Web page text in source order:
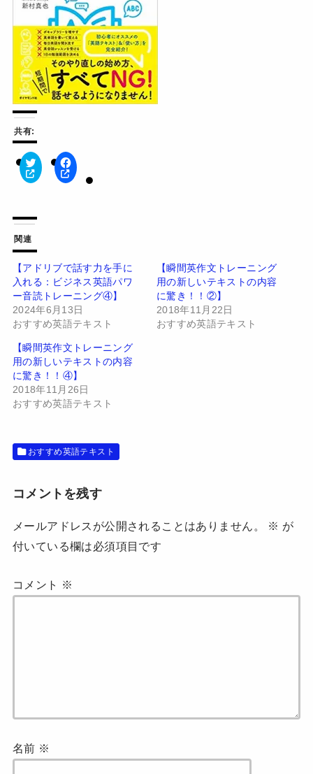
共有:
ク
リ
て
T
w
i
t
t
e
r
で
共
有
(
新
い
ウ
ィ
ン
ド
ウ
で
開
)
F
a
有
す
る
は
ク
リ
ッ
し
て
く
だ
さ
い
(
新
ィ
ン
ド
開
き
す
関連
【アドリブで話す力を手に
入れる：ビジネス英語パワ
ー音読トレーニング④】
2024年6月13日
おすすめ英語テキスト
【瞬間英作文トレーニング
用の新しいテキストの内容
に驚き！！②】
2018年11月22日
おすすめ英語テキスト
【瞬間英作文トレーニング
用の新しいテキストの内容
に驚き！！④】
2018年11月26日
おすすめ英語テキスト
おすすめ英語テキスト
コメントを残す
メールアドレスが公開されることはありません。 ※ が
付いている欄は必須項目です
コメント ※
名前 ※